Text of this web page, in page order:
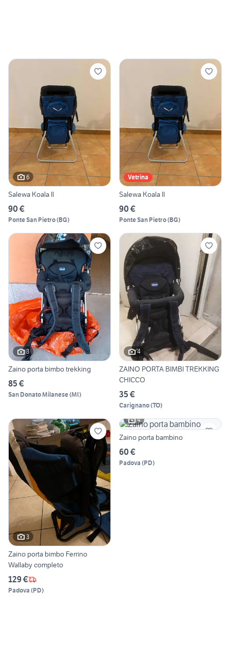
6
Salewa Koala II
90 €
Ponte San Pietro(BG)
Vetrina
Salewa Koala II
90 €
Ponte San Pietro(BG)
3
Zaino porta bimbo trekking
85 €
San Donato Milanese(MI)
4
ZAINO PORTA BIMBI TREKKING
CHICCO
35 €
Carignano(TO)
3
Zaino porta bimbo Ferrino
Wallaby completo
129 €
Padova (PD)
4
Zaino porta bambino
60 €
Padova (PD)